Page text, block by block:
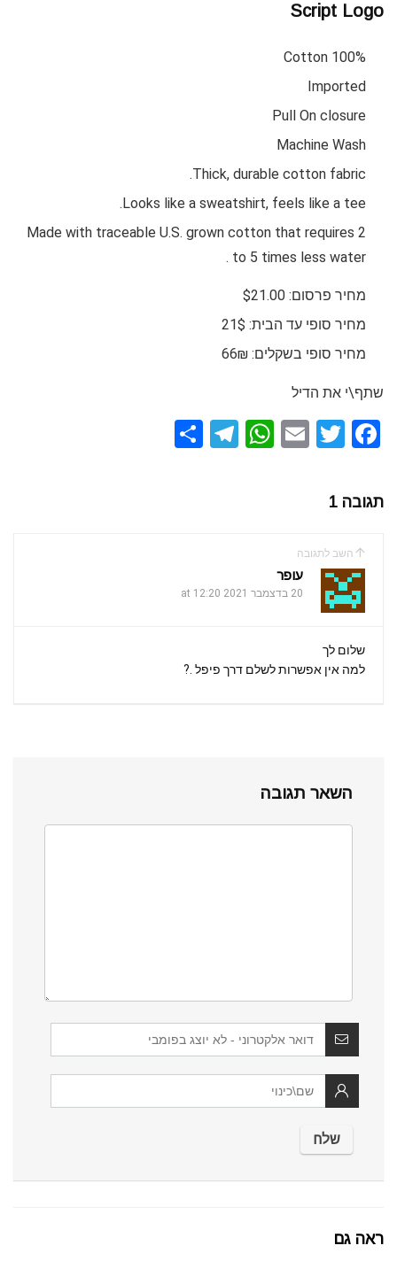
Script Logo
100% Cotton
Imported
Pull On closure
Machine Wash
Thick, durable cotton fabric.
Looks like a sweatshirt, feels like a tee.
Made with traceable U.S. grown cotton that requires 2
to 5 times less water .
מחיר פרסום: $21.00
מחיר סופי עד הבית: 21$
מחיר סופי בשקלים: 66₪
שתף\י את הדיל
F
ce
b
o
o
k
T
E
W
p
T
תגובה 1
השב לתגובה
עופר
20 בדצמבר 2021 at 12:20
שלום לך
למה אין אפשרות לשלם דרך פיפל .?
השאר תגובה
ראה גם